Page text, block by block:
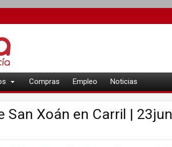
Compras Empleo Noticias
San Xoán en Carril | 23jun